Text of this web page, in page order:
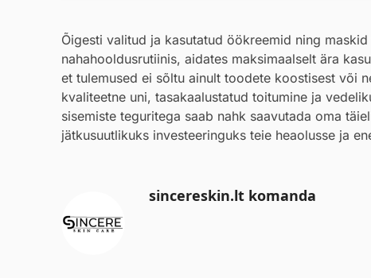
Õigesti valitud ja kasutatud öökreemid ning
nahahooldusrutiinis, aidates maksimaalselt ära
et tulemused ei sõltu ainult toodete koostisest või
kvaliteetne uni, tasakaalustatud toitumine ja
sisemiste teguritega saab nahk saavutada oma
jätkusuutlikuks investeeringuks teie heaolusse ja
sincereskin.lt komanda